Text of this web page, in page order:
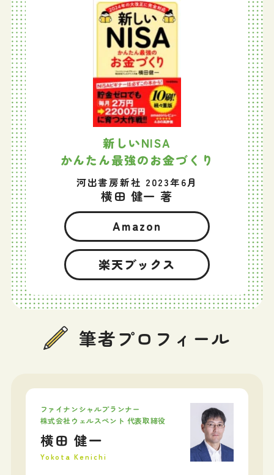
新しいNISA
かんたん最強のお金づくり
河出書房新社 2023年6月
横田 健一 著
Amazon
楽天ブックス
筆者プロフィール
ファイナンシャルプランナー
株式会社ウェルスペント 代表取締役
横田 健一
Yokota Kenichi